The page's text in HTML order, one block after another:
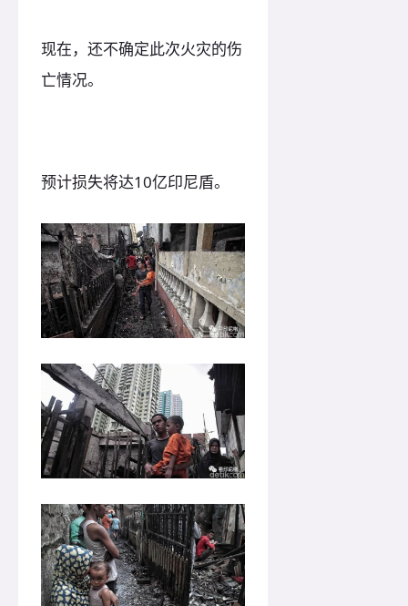
现在，还不确定此次火灾的伤
亡情况。
预计损失将达10亿印尼盾。